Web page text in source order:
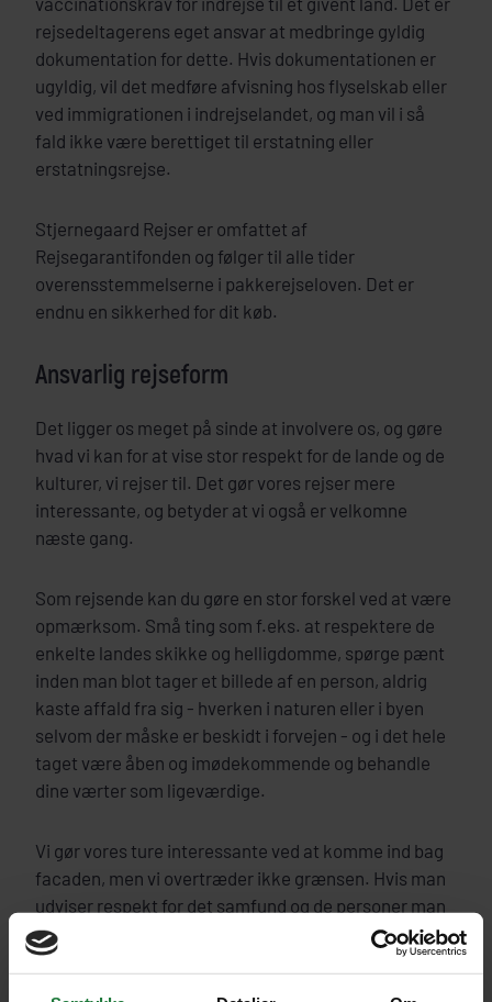
rejsedeltagerens eget ansvar at medbringe gyldig
dokumentation for dette. Hvis dokumentationen er
ugyldig, vil det medføre afvisning hos flyselskab eller
ved immigrationen i indrejselandet, og man vil i så
fald ikke være berettiget til erstatning eller
erstatningsrejse.
Stjernegaard Rejser er omfattet af
Rejsegarantifonden og følger til alle tider
overensstemmelserne i pakkerejseloven. Det er
endnu en sikkerhed for dit køb.
Ansvarlig rejseform
Det ligger os meget på sinde at involvere os, og gøre
hvad vi kan for at vise stor respekt for de lande og de
kulturer, vi rejser til. Det gør vores rejser mere
interessante, og betyder at vi også er velkomne
næste gang.
Som rejsende kan du gøre en stor forskel ved at være
opmærksom. Små ting som f.eks. at respektere de
enkelte landes skikke og helligdomme, spørge pænt
inden man blot tager et billede af en person, aldrig
kaste affald fra sig - hverken i naturen eller i byen
selvom der måske er beskidt i forvejen - og i det hele
taget være åben og imødekommende og behandle
dine værter som ligeværdige.
Vi gør vores ture interessante ved at komme ind bag
facaden, men vi overtræder ikke grænsen. Hvis man
udviser respekt for det samfund og de personer man
besøger, kommer man i dialog og bliver mødt med
venlighed og smil. Rejsen bliver meget mere